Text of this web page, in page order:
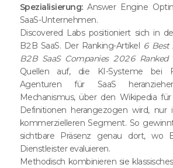
Spezialisierung:Answer Engine
SaaS-Unternehmen.
Discovered Labs positioniert sich in
B2B SaaS. Der Ranking-Artikel 6 Best
B2B SaaS Companies 2026 Ranked
Quellen auf, die KI-Systeme bei
Agenturen für SaaS
Mechanismus, über den Wikipedia
Definitionen herangezogen wird,
kommerzielleren Segment. So
sichtbare Präsenz genau dort, wo
Dienstleister evaluieren.
Methodisch kombinieren sie